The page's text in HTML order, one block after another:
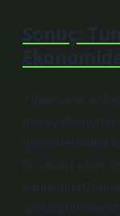
Sonuç:
Tümevarım
makro ekonomik
gerçeklerinden
bir analiz alanı
sonuçları
anlamanın